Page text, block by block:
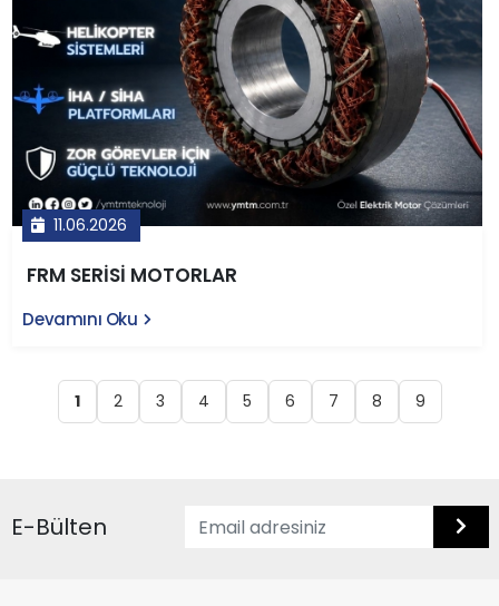
11.06.2026
FRM SERİSİ MOTORLAR
Devamını Oku
1 2 3 4 5 6 7 8 9
E-Bülten